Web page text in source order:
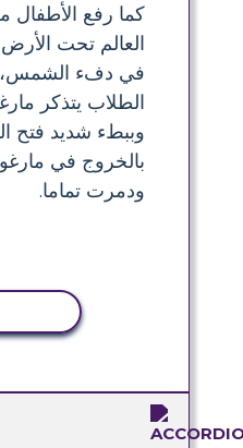
كما رفع
العالم تحت
في دفء الشمس،
الطلاب يتذكر
وببطء شديد فتح
بالخروج في
ودمرت تماما.